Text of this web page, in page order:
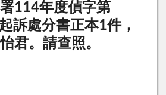
114年度偵字第
訴處分書正本1件，
君。請查照。